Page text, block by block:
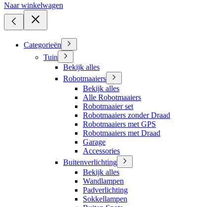
Naar winkelwagen
Categorieën
Tuin
Bekijk alles
Robotmaaiers
Bekijk alles
Alle Robotmaaiers
Robotmaaier set
Robotmaaiers zonder Draad
Robotmaaiers met GPS
Robotmaaiers met Draad
Garage
Accessories
Buitenverlichting
Bekijk alles
Wandlampen
Padverlichting
Sokkellampen